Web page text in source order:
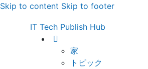
Skip to content Skip to footer
IT Tech Publish Hub
家
トピック